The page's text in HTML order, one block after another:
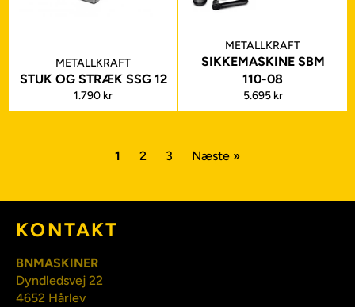
METALLKRAFT
STUK OG STRÆK SSG 12
Normalpris
1.790 kr
METALLKRAFT
SIKKEMASKINE SBM
110-08
Normalpris
5.695 kr
1 2 3 Næste »
KONTAKT
BNMASKINER
Dyndledsvej 22
4652 Hårlev